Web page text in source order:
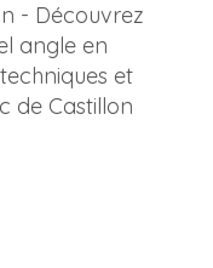
- Découvrez
angle en
et
de Castillon